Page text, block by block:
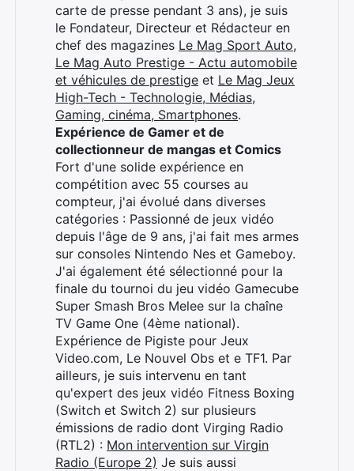
carte de presse pendant 3 ans), je suis
le Fondateur, Directeur et Rédacteur en
chef des magazines Le Mag Sport Auto,
Le Mag Auto Prestige - Actu automobile
et véhicules de prestige et Le Mag Jeux
High-Tech - Technologie, Médias,
Gaming, cinéma, Smartphones.
Expérience de Gamer et de
collectionneur de mangas et Comics
Fort d'une solide expérience en
compétition avec 55 courses au
compteur, j'ai évolué dans diverses
catégories : Passionné de jeux vidéo
depuis l'âge de 9 ans, j'ai fait mes armes
sur consoles Nintendo Nes et Gameboy.
J'ai également été sélectionné pour la
finale du tournoi du jeu vidéo Gamecube
Super Smash Bros Melee sur la chaîne
TV Game One (4ème national).
Expérience de Pigiste pour Jeux
Video.com, Le Nouvel Obs et e TF1. Par
ailleurs, je suis intervenu en tant
qu'expert des jeux vidéo Fitness Boxing
(Switch et Switch 2) sur plusieurs
émissions de radio dont Virging Radio
(RTL2) : Mon intervention sur Virgin
Radio (Europe 2) Je suis aussi
Rechercher